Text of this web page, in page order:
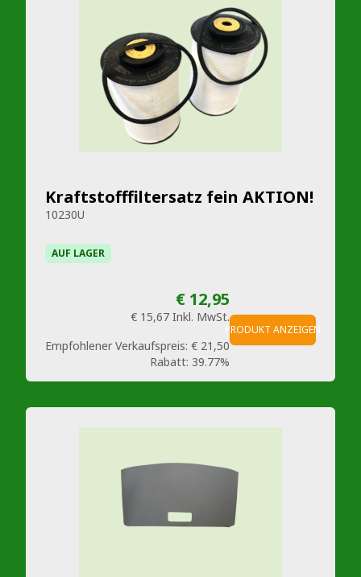
Kraftstofffiltersatz fein AKTION!
10230U
AUF LAGER
€ 12,95
€ 15,67 Inkl. MwSt.
Empfohlener Verkaufspreis: € 21,50
Rabatt: 39.77%
PRODUKT ANZEIGEN